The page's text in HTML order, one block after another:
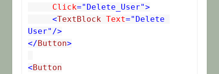
Click="Delete_User">
<TextBlock Text="Delete
User"/>
</Button>
<Button